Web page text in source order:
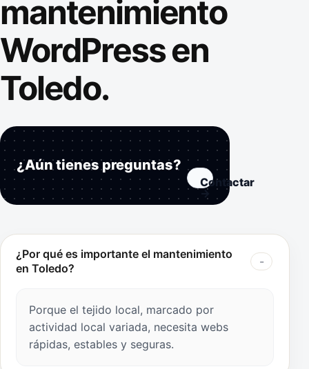
mantenimiento
WordPress en
Toledo.
¿Aún tienes preguntas?
Contactar
→
¿Por qué es importante el mantenimiento
en Toledo?
Porque el tejido local, marcado por
actividad local variada, necesita webs
rápidas, estables y seguras.